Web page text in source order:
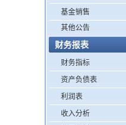
基金销售
其他公告
财务报表
财务指标
资产负债表
利润表
收入分析